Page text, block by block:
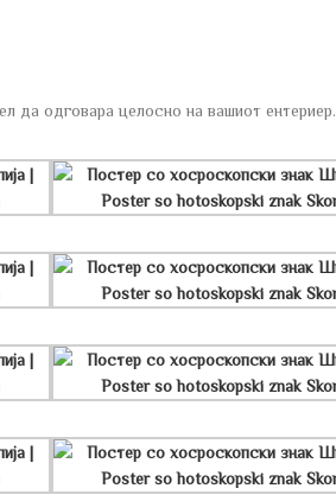
да одговара целосно на вашиот ентериер.